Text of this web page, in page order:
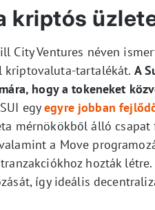
kriptós
City Ventures néven
tartalékát. A
hogy a tokeneket
egyegyre jobban
mérnökökből álló
a Move
hozták
így ideális